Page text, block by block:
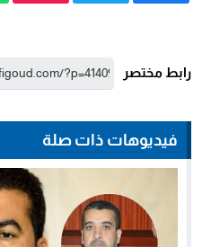
رابط مختصر
فيديوهات ذات صلة